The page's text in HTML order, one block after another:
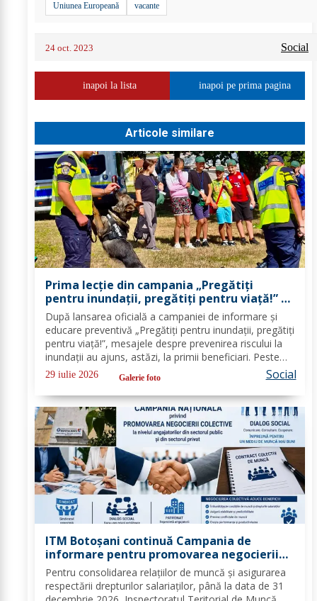
Uniunea Europeană
vacante
24 oct. 2023 Social
inapoi la lista inapoi pe prima pagina
Articole similare
Prima lecție din campania „Pregătiți
pentru inundații, pregătiți pentru viață!” –
peste 100 de copii au învățat cum să se
protejeze în cazul inundațiilor
După lansarea oficială a campaniei de informare și
educare preventivă „Pregătiți pentru inundații, pregătiți
pentru viață!”, mesajele despre prevenirea riscului la
inundații au ajuns, astăzi, la primii beneficiari. Peste
100 de copii, participanți la tabăra de vară organizată
la Biserica „Sfântul...
29 iulie 2026 Galerie foto Social
ITM Botoșani continuă Campania de
informare pentru promovarea negocierii
colective la nivelul angajatorilor din
sectorul public și privat
Pentru consolidarea relațiilor de muncă și asigurarea
respectării drepturilor salariaților, până la data de 31